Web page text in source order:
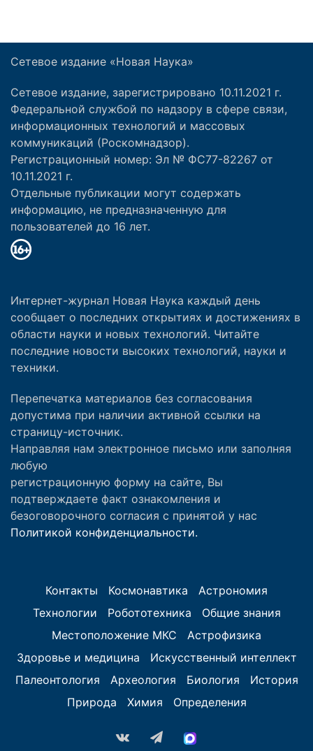
Сетевое издание «Новая Наука»
Сетевое издание, зарегистрировано 10.11.2021 г.
Федеральной службой по надзору в сфере связи,
информационных технологий и массовых
коммуникаций (Роскомнадзор).
Регистрационный номер: Эл № ФС77-82267 от
10.11.2021 г.
Отдельные публикации могут содержать
информацию, не предназначенную для
пользователей до 16 лет.
Интернет-журнал Новая Наука каждый день
сообщает о последних открытиях и достижениях в
области науки и новых технологий. Читайте
последние новости высоких технологий, науки и
техники.
Перепечатка материалов без согласования
допустима при наличии активной ссылки на
страницу-источник.
Направляя нам электронное письмо или заполняя
любую
регистрационную форму на сайте, Вы
подтверждаете факт ознакомления и
безоговорочного согласия с принятой у нас
Политикой конфиденциальности.
Контакты Космонавтика
Астрономия
Технологии
Робототехника
Общие знания
Местоположение МКС
Астрофизика
Здоровье и медицина
Искусственный интеллект
Палеонтология
Археология Биология
История
Природа
Химия Определения
vk.com Telegram